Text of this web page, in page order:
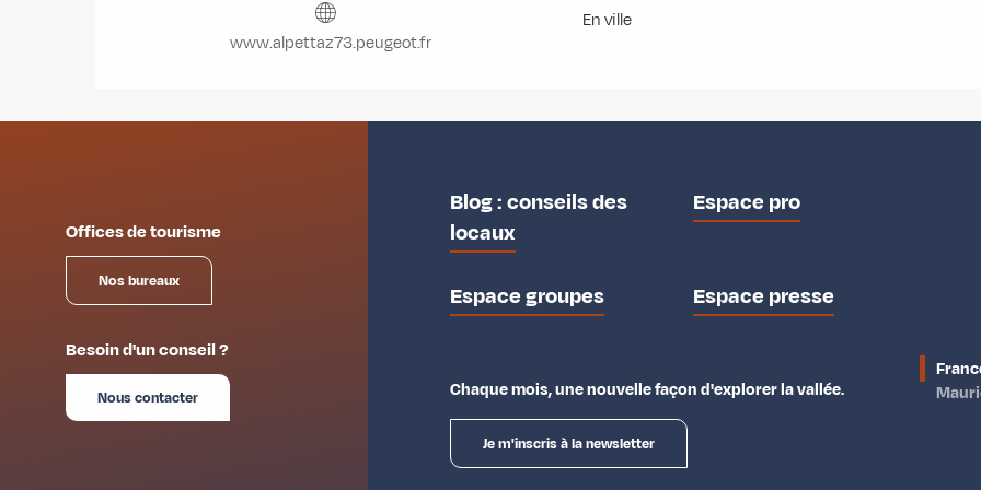
www.alpettaz73.peugeot.fr
En ville
Offices de tourisme
Nos bureaux
Besoin d'un conseil ?
Nous contacter
Blog : conseils des
locaux
Espace pro
Espace groupes Espace presse
Chaque mois, une nouvelle façon d'explorer la vallée.
Je m'inscris à la newsletter